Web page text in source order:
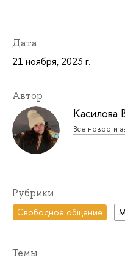
Дата
21 ноября, 2023 г.
Автор
Касилова
Все новости
Рубрики
Свободное общение
Темы